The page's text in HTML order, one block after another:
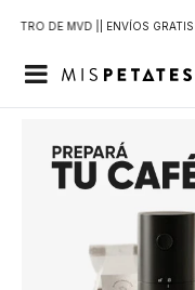
DE MVD | | ENVÍOS GRATIS
